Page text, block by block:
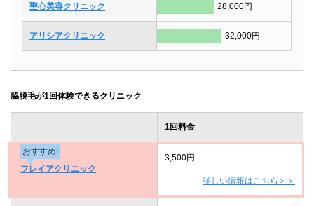
聖心美容クリニック 28,000円
アリシアクリニック 32,000円
脇脱毛が1回体験できるクリニック
1回料金
おすすめ!
フレイアクリニック
3,500円
詳しい情報はこちら＞＞